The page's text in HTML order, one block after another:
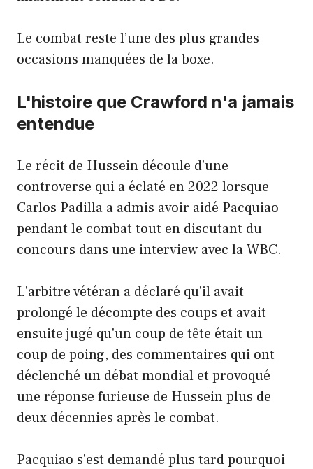
Le combat reste l’une des plus grandes
occasions manquées de la boxe.
L'histoire que Crawford n'a jamais
entendue
Le récit de Hussein découle d'une
controverse qui a éclaté en 2022 lorsque
Carlos Padilla a admis avoir aidé Pacquiao
pendant le combat tout en discutant du
concours dans une interview avec la WBC.
L'arbitre vétéran a déclaré qu'il avait
prolongé le décompte des coups et avait
ensuite jugé qu'un coup de tête était un
coup de poing, des commentaires qui ont
déclenché un débat mondial et provoqué
une réponse furieuse de Hussein plus de
deux décennies après le combat.
Pacquiao s'est demandé plus tard pourquoi